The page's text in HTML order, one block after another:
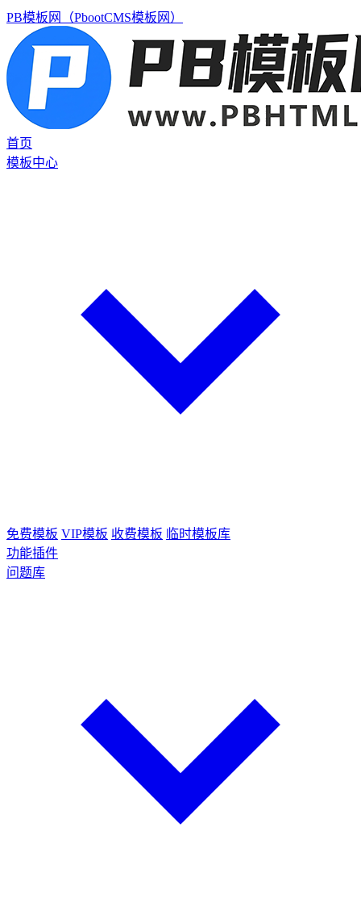
PB模板网（PbootCMS模板网）
首页
模板中心
免费模板 VIP模板 收费模板 临时模板库
功能插件
问题库